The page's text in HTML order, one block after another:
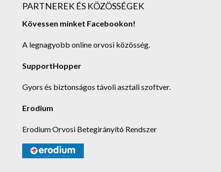
PARTNEREK ÉS KÖZÖSSÉGEK
Kövessen minket Facebookon!
A legnagyobb online orvosi közösség.
SupportHopper
Gyors és biztonságos távoli asztali szoftver.
Erodium
Erodium Orvosi Betegirányító Rendszer